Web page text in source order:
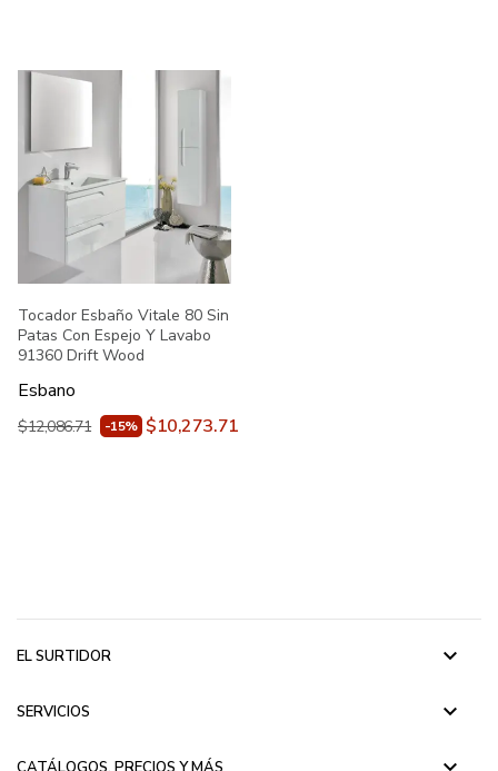
Tocador Esbaño Vitale 80 Sin
Patas Con Espejo Y Lavabo
91360 Drift Wood
Esbano
$12,086.71 -15% $10,273.71
EL SURTIDOR keyboard_arrow_down
SERVICIOS keyboard_arrow_down